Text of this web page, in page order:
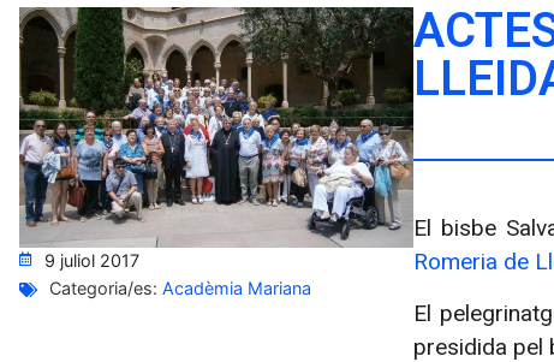
9 juliol 2017
Categoria/es: Acadèmia Mariana
El bisbe
Romeria de
El
presidida pel